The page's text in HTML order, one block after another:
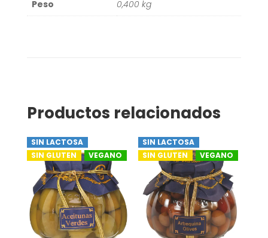
Peso 0,400 kg
Productos relacionados
SIN LACTOSA
SIN GLUTEN
VEGANO
SIN LACTOSA
SIN GLUTEN
VEGANO